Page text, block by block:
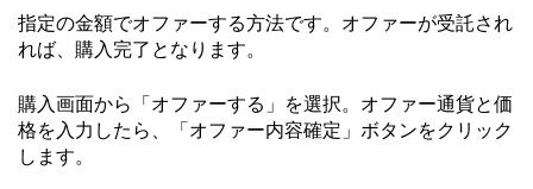
指定の金額でオファーする方法です。オファーが受託され
れば、購入完了となります。
購入画面から「オファーする」を選択。オファー通貨と価
格を入力したら、「オファー内容確定」ボタンをクリック
します。